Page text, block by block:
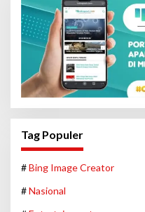
Tag Populer
#Bing Image Creator
#Nasional